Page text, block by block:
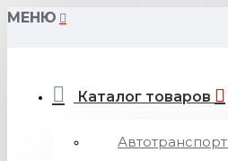
МЕНЮ
Каталог товаров
Автотранспорт